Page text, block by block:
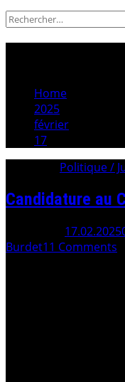
Rechercher :
Home
2025
février
17
Politique /
Candidature au
17.02.2025
Burdet11 Comments